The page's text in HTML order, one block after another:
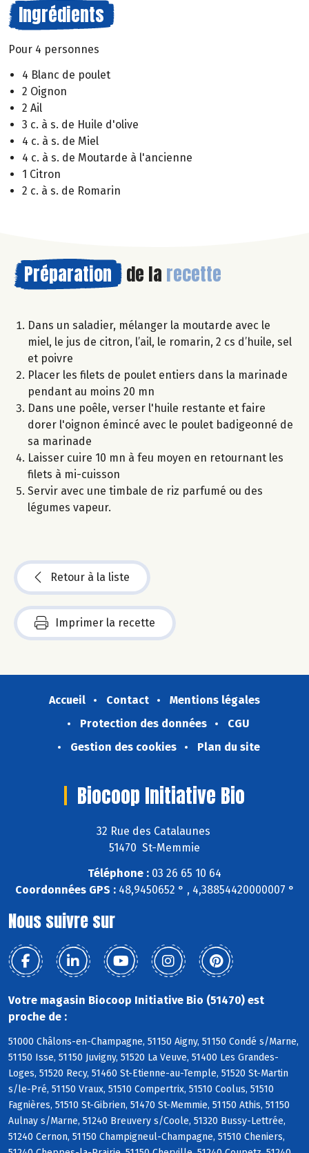
Ingrédients
Pour 4 personnes
4 Blanc de poulet
2 Oignon
2 Ail
3 c. à s. de Huile d'olive
4 c. à s. de Miel
4 c. à s. de Moutarde à l'ancienne
1 Citron
2 c. à s. de Romarin
Préparation de la recette
Dans un saladier, mélanger la moutarde avec le
miel, le jus de citron, l’ail, le romarin, 2 cs d’huile, sel
et poivre
Placer les filets de poulet entiers dans la marinade
pendant au moins 20 mn
Dans une poêle, verser l'huile restante et faire
dorer l'oignon émincé avec le poulet badigeonné de
sa marinade
Laisser cuire 10 mn à feu moyen en retournant les
filets à mi-cuisson
Servir avec une timbale de riz parfumé ou des
légumes vapeur.
Retour à la liste
Imprimer la recette
Accueil Contact
Mentions légales
Protection des données
CGU
Gestion des cookies
Plan du site
Biocoop Initiative Bio
32 Rue des Catalaunes
51470 St-Memmie
Téléphone : 03 26 65 10 64
Coordonnées GPS :48,9450652 ° , 4,38854420000007 °
Nous suivre sur
Votre magasin Biocoop Initiative Bio (51470) est
proche de :
51000 Châlons-en-Champagne, 51150 Aigny, 51150 Condé s/Marne,
51150 Isse, 51150 Juvigny, 51520 La Veuve, 51400 Les Grandes-
Loges, 51520 Recy, 51460 St-Etienne-au-Temple, 51520 St-Martin
s/le-Pré, 51150 Vraux, 51510 Compertrix, 51510 Coolus, 51510
Fagnières, 51510 St-Gibrien, 51470 St-Memmie, 51150 Athis, 51150
Aulnay s/Marne, 51240 Breuvery s/Coole, 51320 Bussy-Lettrée,
51240 Cernon, 51150 Champigneul-Champagne, 51510 Cheniers,